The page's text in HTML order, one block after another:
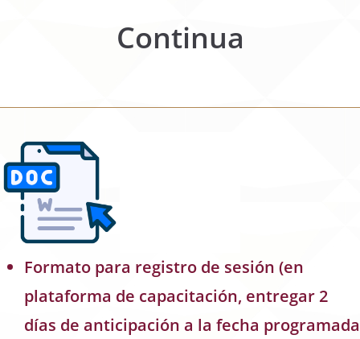
Continua
Formato para registro de sesión (en
plataforma de capacitación, entregar 2
días de anticipación a la fecha programada